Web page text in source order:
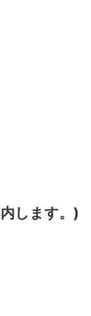
します。)